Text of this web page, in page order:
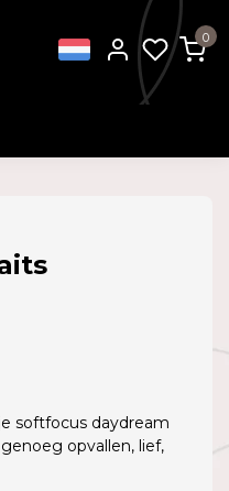
0
softfocus daydream
opvallen, lief,